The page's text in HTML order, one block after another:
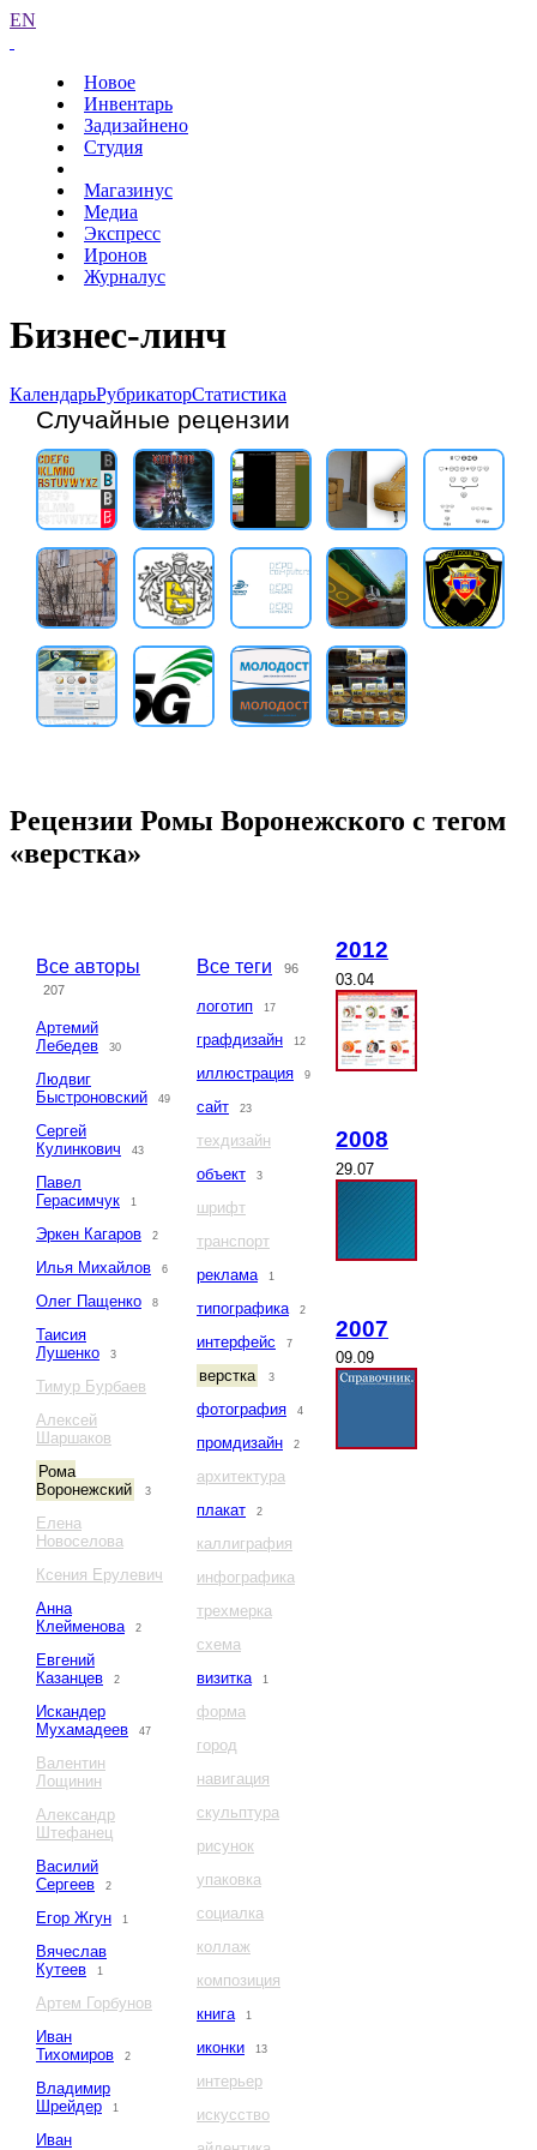
EN
Новое
Инвентарь
Задизайнено
Студия
Магазинус
Медиа
Экспресс
Иронов
Журналус
Бизнес-линч
КалендарьРубрикаторСтатистика
Случайные рецензии
Рецензии Ромы Воронежского с тегом
«верстка»
Все авторы
207
Артемий
Лебедев
30
Людвиг
Быстроновский
49
Сергей
Кулинкович
43
Павел
Герасимчук
1
Эркен Кагаров 2
Илья Михайлов 6
Олег Пащенко 8
Таисия
Лушенко
3
Тимур Бурбаев
Алексей
Шаршаков
Рома
Воронежский
3
Елена
Новоселова
Ксения Ерулевич
Анна
Клейменова
2
Евгений
Казанцев
2
Искандер
Мухамадеев
47
Валентин
Лощинин
Александр
Штефанец
Василий
Сергеев
2
Егор Жгун 1
Вячеслав
Кутеев
1
Артем Горбунов
Иван
Тихомиров
2
Владимир
Шрейдер
1
Иван
Все теги 96
логотип 17
графдизайн 12
иллюстрация 9
сайт 23
техдизайн
объект
3
шрифт
транспорт
реклама
1
типографика 2
интерфейс 7
верстка 3
фотография 4
промдизайн 2
архитектура
плакат
2
каллиграфия
инфографика
трехмерка
схема
визитка
1
форма
город
навигация
скульптура
рисунок
упаковка
социалка
коллаж
композиция
книга
1
иконки 13
интерьер
искусство
2012
03.04
2008
29.07
2007
09.09